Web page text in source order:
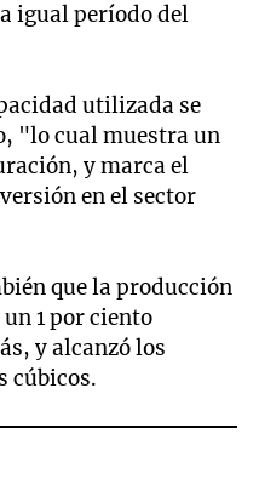
igual período del
utilizada se
"lo cual muestra un
y marca el
en el sector
que la producción
1 por ciento
y alcanzó los
cúbicos.